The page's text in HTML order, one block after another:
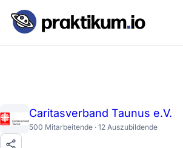
Caritasverband Taunus e.V.
500 Mitarbeitende · 12 Auszubildende